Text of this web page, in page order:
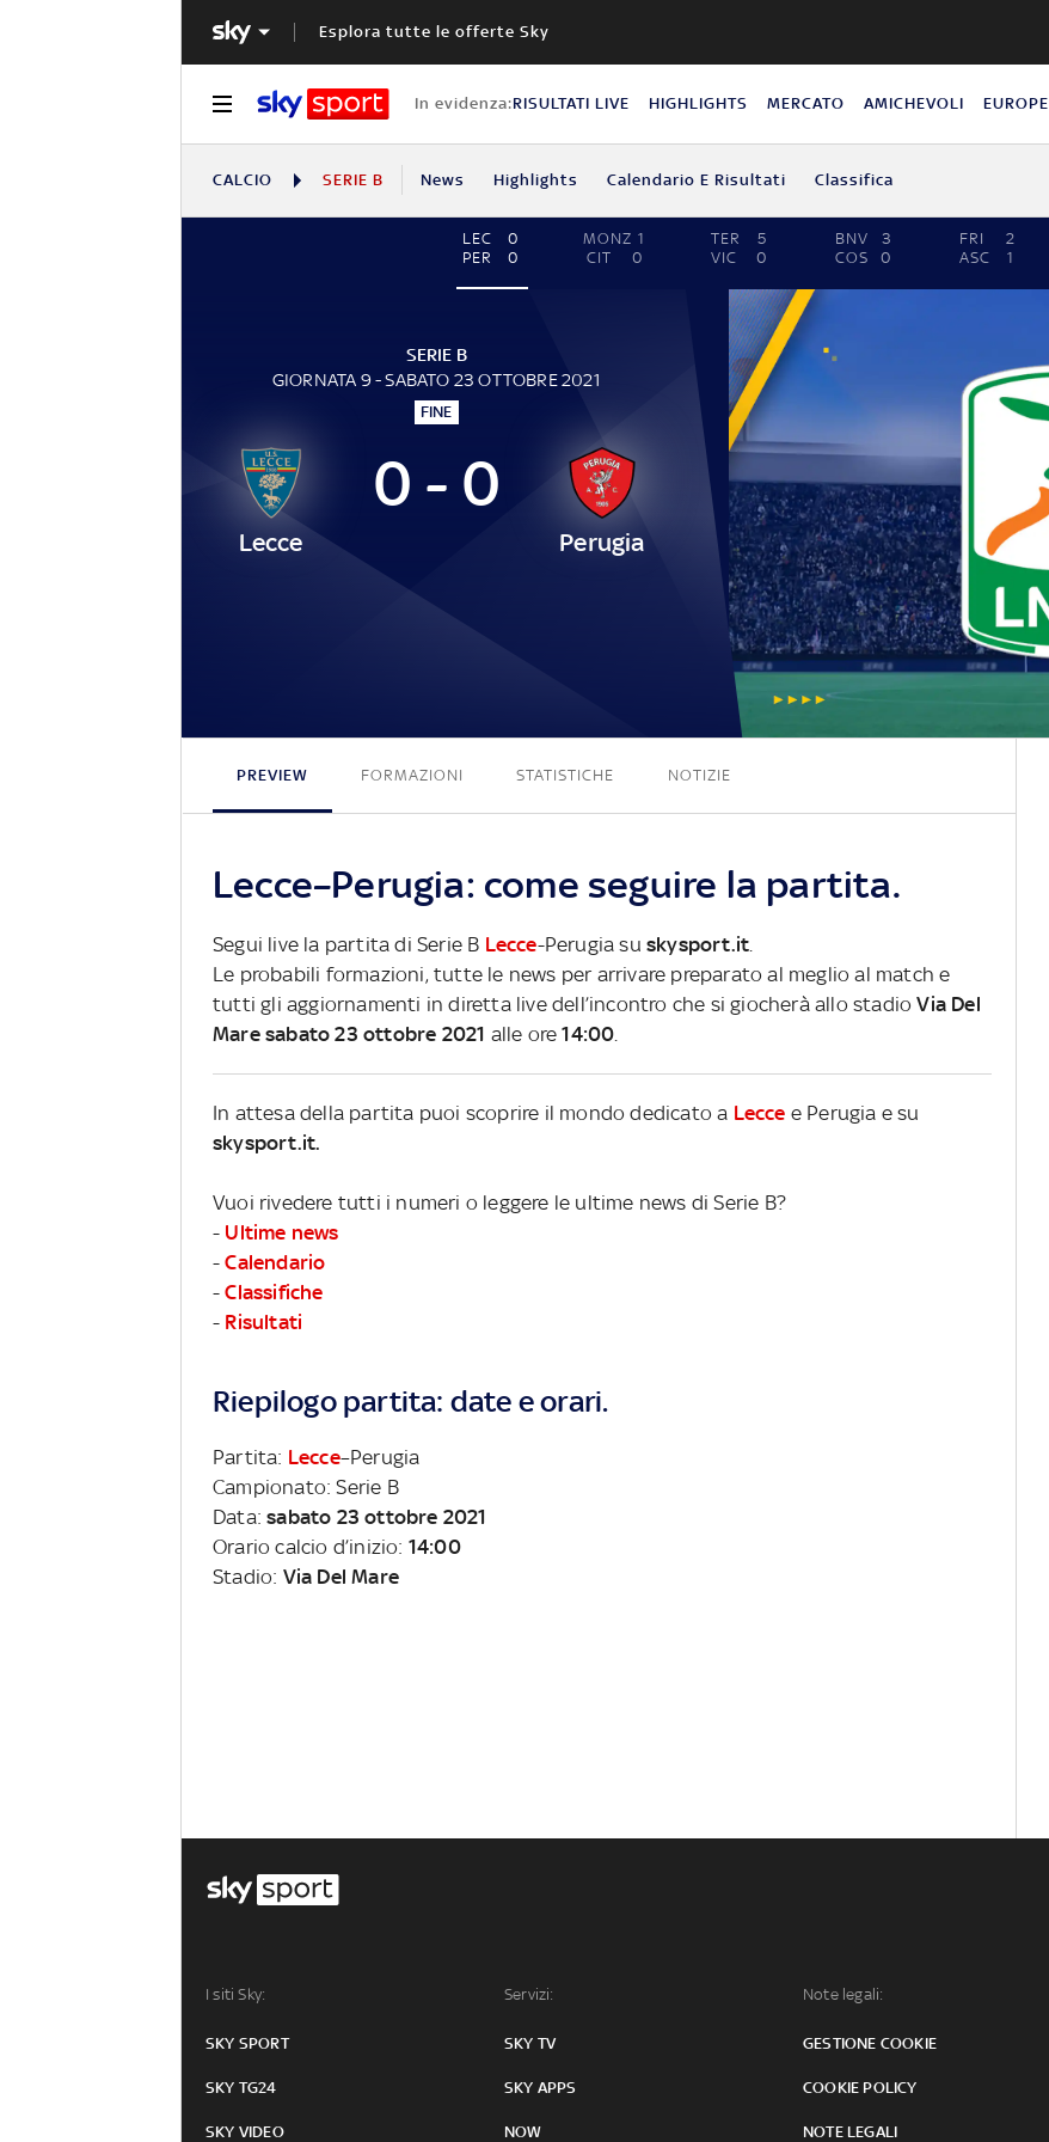
Esplora tutte le offerte Sky
In evidenza:RISULTATI LIVE HIGHLIGHTS MERCATO AMICHEVOLI
CALCIO SERIE B News Highlights Calendario E Risultati Classifica
LEC
0
PER
0
MONZ 1
CIT
0
TER
5
VIC
0
BNV
3
COS
0
FRI
2
ASC
1
SERIE B
GIORNATA 9 - SABATO 23 OTTOBRE 2021
FINE
Lecce
0 - 0
Perugia
0 - 0
PREVIEW FORMAZIONI STATISTICHE NOTIZIE
Lecce–Perugia: come seguire la partita.
Segui live la partita di Serie B Lecce-Perugia suskysport.it
Le probabili formazioni, tutte le news per arrivare preparato al meglio al match e
tutti gli aggiornamenti in diretta live dell’incontro che si giocherà allo stadioVia Del
Mare sabato 23 ottobre 2021 alle ore14:00
In attesa della partita puoi scoprire il mondo dedicato a Lecce e Perugia e su
skysport.it.
Vuoi rivedere tutti i numeri o leggere le ultime news di Serie B?
- Ultime news
-Calendario
-Classifiche
- Risultati
Riepilogo partita: date e orari.
Partita: Lecce–Perugia
Campionato: Serie B
Data:sabato 23 ottobre 2021
Orario calcio d’inizio: 14:00
Stadio: Via Del Mare
I siti Sky:
SKY SPORT
SKY TG24
SKY VIDEO
Servizi:
SKY TV
SKY APPS
NOW
Note legali:
GESTIONE COOKIE
COOKIE POLICY
NOTE LEGALI